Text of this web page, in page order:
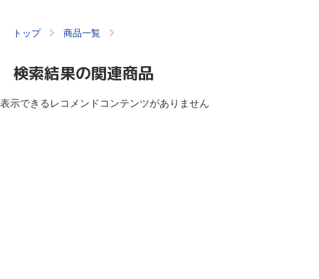
トップ 商品一覧
検索結果の関連商品
表示できるレコメンドコンテンツがありません